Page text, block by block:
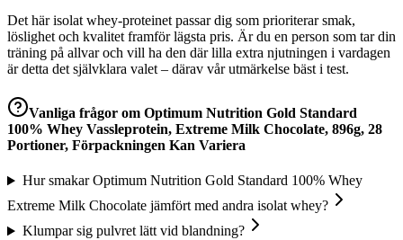
Det här isolat whey-proteinet passar dig som prioriterar smak,
löslighet och kvalitet framför lägsta pris. Är du en person som tar din
träning på allvar och vill ha den där lilla extra njutningen i vardagen
är detta det självklara valet – därav vår utmärkelse bäst i test.
Vanliga frågor om Optimum Nutrition Gold Standard
100% Whey Vassleprotein, Extreme Milk Chocolate, 896g, 28
Portioner, Förpackningen Kan Variera
Hur smakar Optimum Nutrition Gold Standard 100% Whey
Extreme Milk Chocolate jämfört med andra isolat whey?
Klumpar sig pulvret lätt vid blandning?